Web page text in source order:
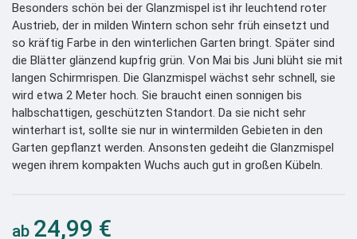
Besonders schön bei der Glanzmispel ist ihr leuchtend roter
Austrieb, der in milden Wintern schon sehr früh einsetzt und
so kräftig Farbe in den winterlichen Garten bringt. Später sind
die Blätter glänzend kupfrig grün. Von Mai bis Juni blüht sie mit
langen Schirmrispen. Die Glanzmispel wächst sehr schnell, sie
wird etwa 2 Meter hoch. Sie braucht einen sonnigen bis
halbschattigen, geschützten Standort. Da sie nicht sehr
winterhart ist, sollte sie nur in wintermilden Gebieten in den
Garten gepflanzt werden. Ansonsten gedeiht die Glanzmispel
wegen ihrem kompakten Wuchs auch gut in großen Kübeln.
24,99 €